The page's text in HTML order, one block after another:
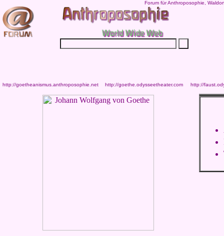
Forum für Anthroposophie,
http://goetheanismus.anthroposophie.net http://goethe.odysseetheater.com http://